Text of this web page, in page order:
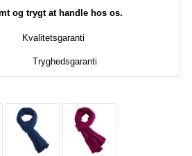
og trygt at handle hos os.
Kvalitetsgaranti
Tryghedsgaranti